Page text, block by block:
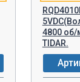
4800 об/
TIDAR.